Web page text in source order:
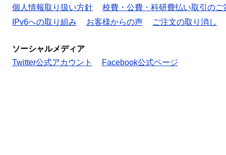
個人情報取り扱い方針
校費・公費・科研費払い取引のご
IPv6への取り組み
お客様からの声 ご注文の取り消し
ソーシャルメディア
Twitter公式アカウント
Facebook公式ページ